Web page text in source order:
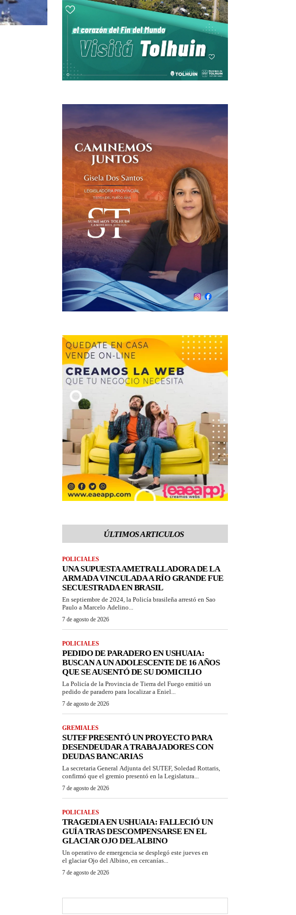
ÚLTIMOS ARTICULOS
POLICIALES
UNA SUPUESTA AMETRALLADORA DE LA
ARMADA VINCULADA A RÍO GRANDE FUE
SECUESTRADA EN BRASIL
En septiembre de 2024, la Policía brasileña arrestó en Sao
Paulo a Marcelo Adelino...
7 de agosto de 2026
POLICIALES
PEDIDO DE PARADERO EN USHUAIA:
BUSCAN A UN ADOLESCENTE DE 16 AÑOS
QUE SE AUSENTÓ DE SU DOMICILIO
La Policía de la Provincia de Tierra del Fuego emitió un
pedido de paradero para localizar a Eniel...
7 de agosto de 2026
GREMIALES
SUTEF PRESENTÓ UN PROYECTO PARA
DESENDEUDAR A TRABAJADORES CON
DEUDAS BANCARIAS
La secretaria General Adjunta del SUTEF, Soledad Rottaris,
confirmó que el gremio presentó en la Legislatura...
7 de agosto de 2026
POLICIALES
TRAGEDIA EN USHUAIA: FALLECIÓ UN
GUÍA TRAS DESCOMPENSARSE EN EL
GLACIAR OJO DEL ALBINO
Un operativo de emergencia se desplegó este jueves en
el glaciar Ojo del Albino, en cercanías...
7 de agosto de 2026